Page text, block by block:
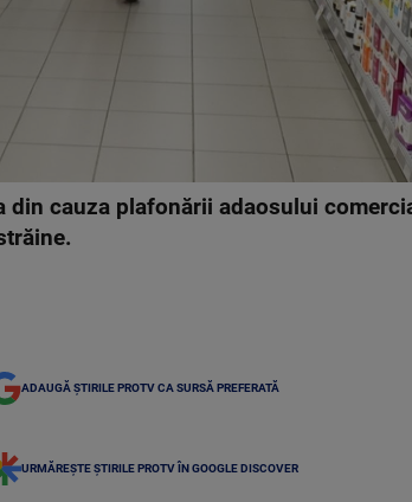
din cauza plafonării adaosului
ADAUGĂ ȘTIRILE PROTV CA SURSĂ PREFERATĂ
URMĂREȘTE ȘTIRILE PROTV ÎN GOOGLE DISCOVER